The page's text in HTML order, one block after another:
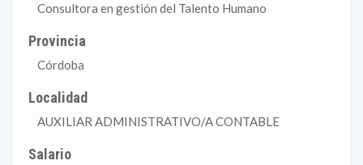
Consultora en gestión del Talento Humano
Provincia
Córdoba
Localidad
AUXILIAR ADMINISTRATIVO/A CONTABLE
Salario